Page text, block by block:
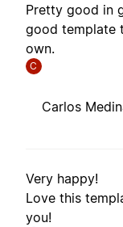
Pretty good in
good template
own.
C
Carlos
Very happy!
Love this
you!